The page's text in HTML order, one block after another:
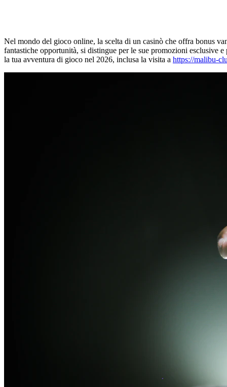
Nel mondo del gioco online, la scelta di un casinò che offra bonus
fantastiche opportunità, si distingue per le sue promozioni esclusive
la tua avventura di gioco nel 2026, inclusa la visita a https://malibu-